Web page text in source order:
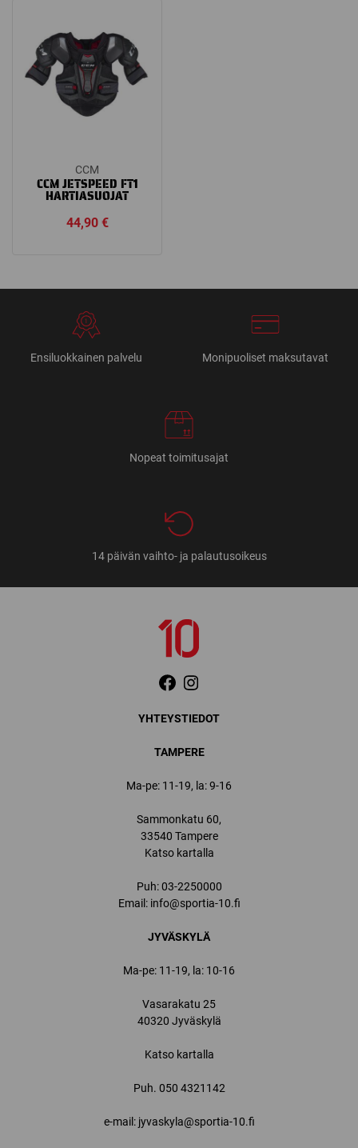
CCM
CCM JETSPEED FT1
HARTIASUOJAT
44,90 €
Ensiluokkainen palvelu Monipuoliset maksutavat
Nopeat toimitusajat
14 päivän vaihto- ja palautusoikeus
YHTEYSTIEDOT
TAMPERE
Ma-pe: 11-19, la: 9-16
Sammonkatu 60,
33540 Tampere
Katso kartalla
Puh:03-2250000
Email: info@sportia-10.fi
JYVÄSKYLÄ
Ma-pe: 11-19, la: 10-16
Vasarakatu 25
40320 Jyväskylä
Katso kartalla
Puh. 050 4321142
e-mail: jyvaskyla@sportia-10.fi